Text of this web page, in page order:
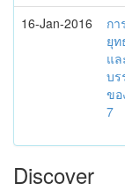
16-Jan-2016
กา
ยุ
แ
บร
ข
7
Discover